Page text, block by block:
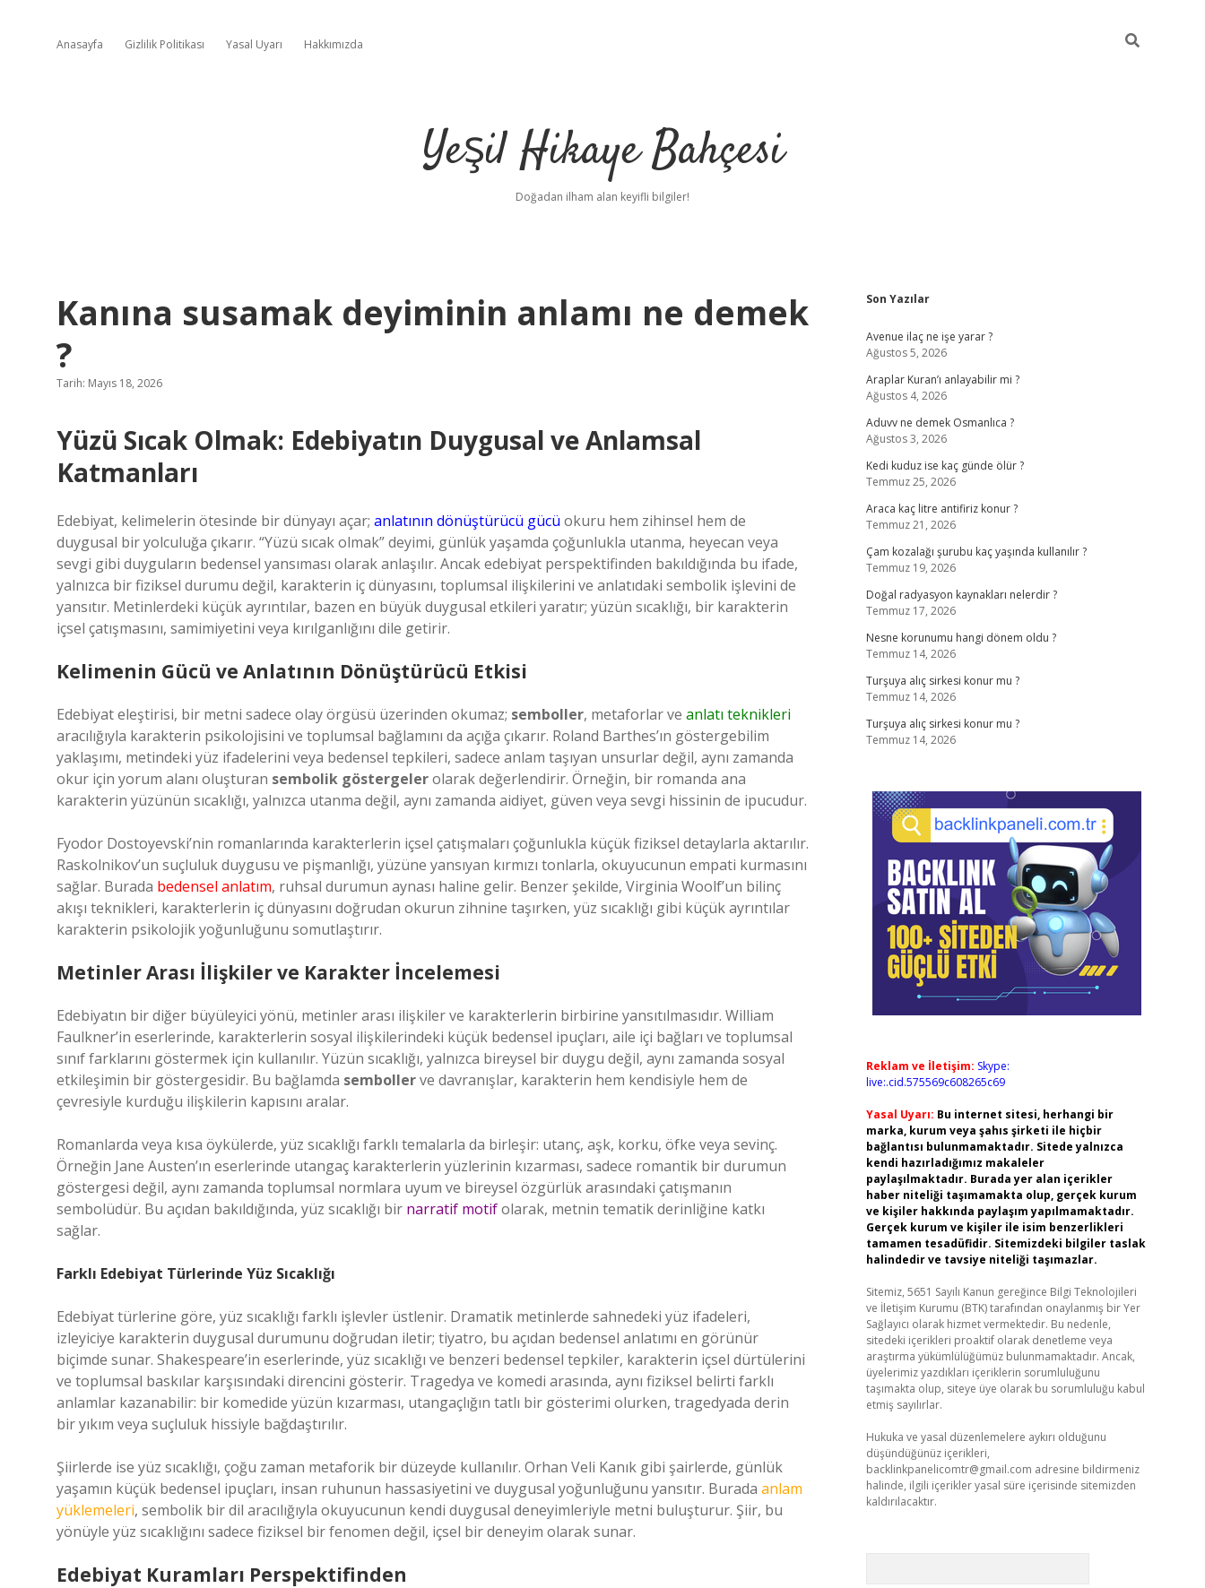
Anasayfa Gizlilik Politikası Yasal Uyarı Hakkımızda
Yeşil Hikaye Bahçesi
Doğadan ilham alan keyifli bilgiler!
Kanına susamak deyiminin anlamı ne demek
?
Tarih: Mayıs 18, 2026
Yüzü Sıcak Olmak: Edebiyatın Duygusal ve Anlamsal
Katmanları
Edebiyat, kelimelerin ötesinde bir dünyayı açar; anlatının dönüştürücü gücü okuru hem zihinsel hem de
duygusal bir yolculuğa çıkarır. “Yüzü sıcak olmak” deyimi, günlük yaşamda çoğunlukla utanma, heyecan veya
sevgi gibi duyguların bedensel yansıması olarak anlaşılır. Ancak edebiyat perspektifinden bakıldığında bu ifade,
yalnızca bir fiziksel durumu değil, karakterin iç dünyasını, toplumsal ilişkilerini ve anlatıdaki sembolik işlevini de
yansıtır. Metinlerdeki küçük ayrıntılar, bazen en büyük duygusal etkileri yaratır; yüzün sıcaklığı, bir karakterin
içsel çatışmasını, samimiyetini veya kırılganlığını dile getirir.
Kelimenin Gücü ve Anlatının Dönüştürücü Etkisi
Edebiyat eleştirisi, bir metni sadece olay örgüsü üzerinden okumaz; semboller, metaforlar ve anlatı teknikleri
aracılığıyla karakterin psikolojisini ve toplumsal bağlamını da açığa çıkarır. Roland Barthes’ın göstergebilim
yaklaşımı, metindeki yüz ifadelerini veya bedensel tepkileri, sadece anlam taşıyan unsurlar değil, aynı zamanda
okur için yorum alanı oluşturan sembolik göstergelerolarak değerlendirir. Örneğin, bir romanda ana
karakterin yüzünün sıcaklığı, yalnızca utanma değil, aynı zamanda aidiyet, güven veya sevgi hissinin de ipucudur.
Fyodor Dostoyevski’nin romanlarında karakterlerin içsel çatışmaları çoğunlukla küçük fiziksel detaylarla aktarılır.
Raskolnikov’un suçluluk duygusu ve pişmanlığı, yüzüne yansıyan kırmızı tonlarla, okuyucunun empati kurmasını
sağlar. Burada bedensel anlatım, ruhsal durumun aynası haline gelir. Benzer şekilde, Virginia Woolf’un bilinç
akışı teknikleri, karakterlerin iç dünyasını doğrudan okurun zihnine taşırken, yüz sıcaklığı gibi küçük ayrıntılar
karakterin psikolojik yoğunluğunu somutlaştırır.
Metinler Arası İlişkiler ve Karakter İncelemesi
Edebiyatın bir diğer büyüleyici yönü, metinler arası ilişkiler ve karakterlerin birbirine yansıtılmasıdır. William
Faulkner’in eserlerinde, karakterlerin sosyal ilişkilerindeki küçük bedensel ipuçları, aile içi bağları ve toplumsal
sınıf farklarını göstermek için kullanılır. Yüzün sıcaklığı, yalnızca bireysel bir duygu değil, aynı zamanda sosyal
etkileşimin bir göstergesidir. Bu bağlamda sembollerve davranışlar, karakterin hem kendisiyle hem de
çevresiyle kurduğu ilişkilerin kapısını aralar.
Romanlarda veya kısa öykülerde, yüz sıcaklığı farklı temalarla da birleşir: utanç, aşk, korku, öfke veya sevinç.
Örneğin Jane Austen’ın eserlerinde utangaç karakterlerin yüzlerinin kızarması, sadece romantik bir durumun
göstergesi değil, aynı zamanda toplumsal normlara uyum ve bireysel özgürlük arasındaki çatışmanın
sembolüdür. Bu açıdan bakıldığında, yüz sıcaklığı bir narratif motifolarak, metnin tematik derinliğine katkı
sağlar.
Farklı Edebiyat Türlerinde Yüz Sıcaklığı
Edebiyat türlerine göre, yüz sıcaklığı farklı işlevler üstlenir. Dramatik metinlerde sahnedeki yüz ifadeleri,
izleyiciye karakterin duygusal durumunu doğrudan iletir; tiyatro, bu açıdan bedensel anlatımı en görünür
biçimde sunar. Shakespeare’in eserlerinde, yüz sıcaklığı ve benzeri bedensel tepkiler, karakterin içsel dürtülerini
ve toplumsal baskılar karşısındaki direncini gösterir. Tragedya ve komedi arasında, aynı fiziksel belirti farklı
anlamlar kazanabilir: bir komedide yüzün kızarması, utangaçlığın tatlı bir gösterimi olurken, tragedyada derin
bir yıkım veya suçluluk hissiyle bağdaştırılır.
Şiirlerde ise yüz sıcaklığı, çoğu zaman metaforik bir düzeyde kullanılır. Orhan Veli Kanık gibi şairlerde, günlük
yaşamın küçük bedensel ipuçları, insan ruhunun hassasiyetini ve duygusal yoğunluğunu yansıtır. Burada anlam
yüklemeleri, sembolik bir dil aracılığıyla okuyucunun kendi duygusal deneyimleriyle metni buluşturur. Şiir, bu
yönüyle yüz sıcaklığını sadece fiziksel bir fenomen değil, içsel bir deneyim olarak sunar.
Edebiyat Kuramları Perspektifinden
Sidebar
Son Yazılar
Avenue ilaç ne işe yarar ?
Ağustos 5, 2026
Araplar Kuran’ı anlayabilir mi ?
Ağustos 4, 2026
Aduvv ne demek Osmanlıca ?
Ağustos 3, 2026
Kedi kuduz ise kaç günde ölür ?
Temmuz 25, 2026
Araca kaç litre antifiriz konur ?
Temmuz 21, 2026
Çam kozalağı şurubu kaç yaşında kullanılır ?
Temmuz 19, 2026
Doğal radyasyon kaynakları nelerdir ?
Temmuz 17, 2026
Nesne korunumu hangi dönem oldu ?
Temmuz 14, 2026
Turşuya alıç sirkesi konur mu ?
Temmuz 14, 2026
Turşuya alıç sirkesi konur mu ?
Temmuz 14, 2026
Reklam ve İletişim: Skype:
live:.cid.575569c608265c69
Yasal Uyarı: Bu internet sitesi, herhangi bir
marka, kurum veya şahıs şirketi ile hiçbir
bağlantısı bulunmamaktadır. Sitede yalnızca
kendi hazırladığımız makaleler
paylaşılmaktadır. Burada yer alan içerikler
haber niteliği taşımamakta olup, gerçek kurum
ve kişiler hakkında paylaşım yapılmamaktadır.
Gerçek kurum ve kişiler ile isim benzerlikleri
tamamen tesadüfidir. Sitemizdeki bilgiler taslak
halindedir ve tavsiye niteliği taşımazlar.
Sitemiz, 5651 Sayılı Kanun gereğince Bilgi Teknolojileri
ve İletişim Kurumu (BTK) tarafından onaylanmış bir Yer
Sağlayıcı olarak hizmet vermektedir. Bu nedenle,
sitedeki içerikleri proaktif olarak denetleme veya
araştırma yükümlülüğümüz bulunmamaktadır. Ancak,
üyelerimiz yazdıkları içeriklerin sorumluluğunu
taşımakta olup, siteye üye olarak bu sorumluluğu kabul
etmiş sayılırlar.
Hukuka ve yasal düzenlemelere aykırı olduğunu
düşündüğünüz içerikleri,
backlinkpanelicomtr@gmail.com adresine bildirmeniz
halinde, ilgili içerikler yasal süre içerisinde sitemizden
kaldırılacaktır.